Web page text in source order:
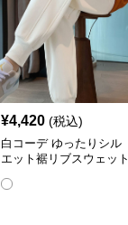
¥4,420 (税込)
白コーデ ゆったりシル
エット裾リブスウェット